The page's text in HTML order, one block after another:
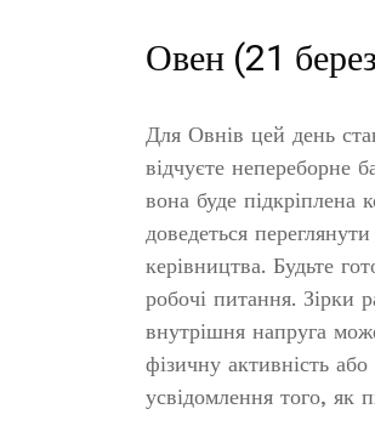
Овен (21
Для Овнів цей день
відчуєте непереборне
вона буде
доведеться
керівництва. Будьте
робочі питання. Зірки
внутрішня напруга
фізичну активність
усвідомлення того, як